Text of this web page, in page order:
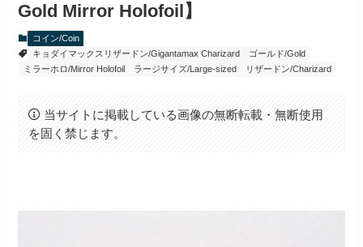
Gold Mirror Holofoil】
コイン/Coin
キョダイマックスリザードン/Gigantamax Charizard
ゴールド/Gold
ミラーホロ/Mirror Holofoil
ラージサイズ/Large-sized リザードン/Charizard
当サイトに掲載している画像の無断転載・無断使用
を固く禁じます。